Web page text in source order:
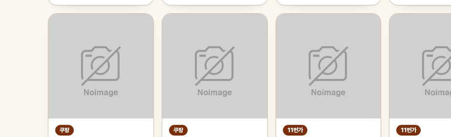
쿠팡 쿠팡 11번가 11번가